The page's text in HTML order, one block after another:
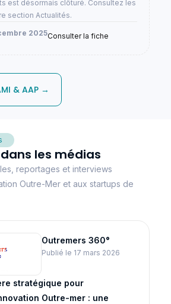
est désormais clôturé. Consultez les
section Actualités.
2025Consulter la fiche
& AAP →
dans les médias
reportages et interviews
Outre-Mer et aux startups de
Outremers 360°
Publié le 17 mars 2026
stratégique pour
Outre-mer : une